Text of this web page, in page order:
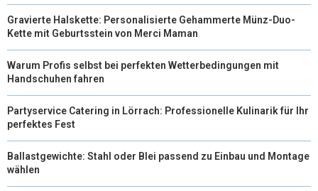
Gravierte Halskette: Personalisierte Gehammerte Münz-Duo-
Kette mit Geburtsstein von Merci Maman
Warum Profis selbst bei perfekten Wetterbedingungen mit
Handschuhen fahren
Partyservice Catering in Lörrach: Professionelle Kulinarik für Ihr
perfektes Fest
Ballastgewichte: Stahl oder Blei passend zu Einbau und Montage
wählen